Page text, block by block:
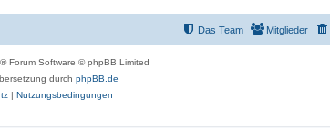
Mitglieder
Das Team
® Forum Software © phpBB Limited
durch phpBB.de
| Nutzungsbedingungen